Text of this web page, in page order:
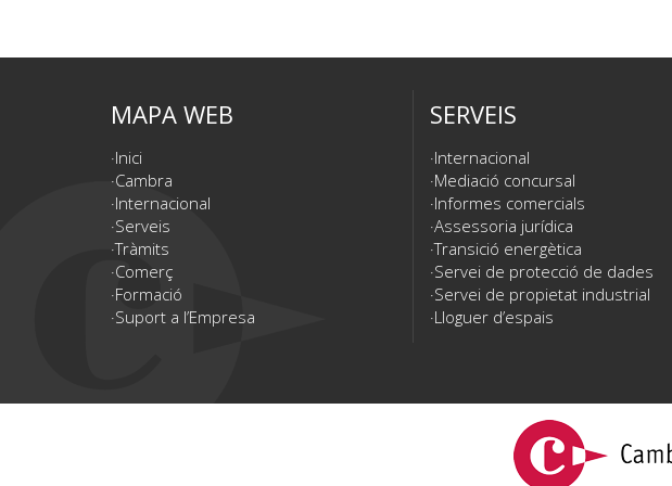
MAPA WEB
Inici
Cambra
Internacional
Serveis
Tràmits
Comerç
Formació
Suport a l’Empresa
SERVEIS
Internacional
Mediació concursal
Informes comercials
Assessoria jurídica
Transició energètica
Servei de protecció de dades
Servei de propietat industrial
Lloguer d’espais